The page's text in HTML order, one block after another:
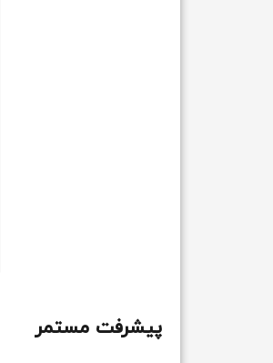
پیشرفت مستمر